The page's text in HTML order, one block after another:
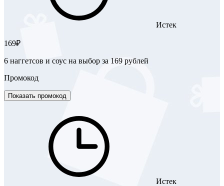
Истек
169₽
6 наггетсов и соус на выбор за 169 рублей
Промокод
Показать промокод
Истек